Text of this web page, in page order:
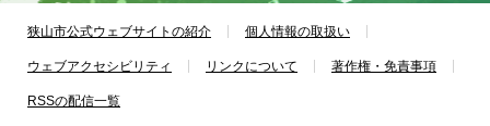
狭山市公式ウェブサイトの紹介 個人情報の取扱い
ウェブアクセシビリティ リンクについて 著作権・免責事項
RSSの配信一覧